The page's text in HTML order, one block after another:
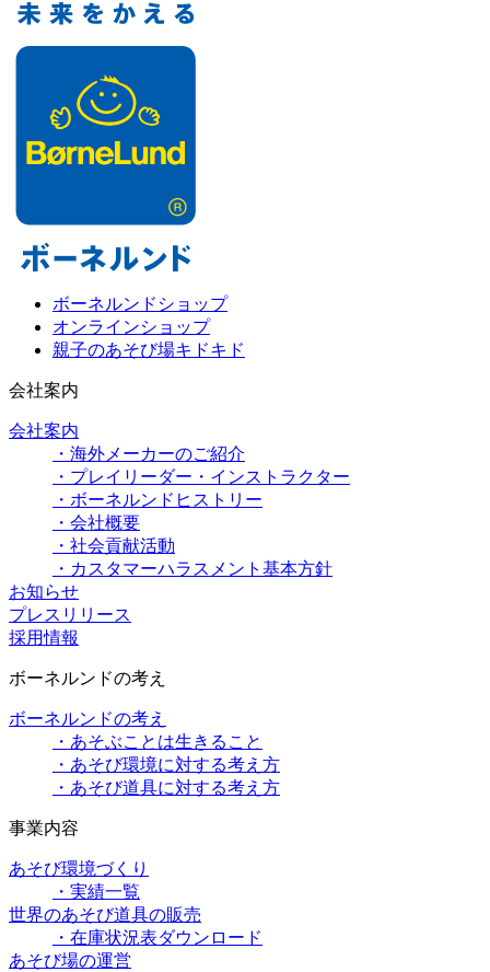
ボーネルンドショップ
オンラインショップ
親子のあそび場キドキド
会社案内
会社案内
・海外メーカーのご紹介
・プレイリーダー・インストラクター
・ボーネルンドヒストリー
・会社概要
・社会貢献活動
・カスタマーハラスメント基本方針
お知らせ
プレスリリース
採用情報
ボーネルンドの考え
ボーネルンドの考え
・あそぶことは生きること
・あそび環境に対する考え方
・あそび道具に対する考え方
事業内容
あそび環境づくり
・実績一覧
世界のあそび道具の販売
・在庫状況表ダウンロード
あそび場の運営